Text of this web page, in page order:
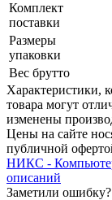
Комплект
поставки
Размеры
упаковки
Вес брутто
Xарактеристики,
товара могут
изменены
Цены на сайте
публичной
НИКС -
описаний
Заметили